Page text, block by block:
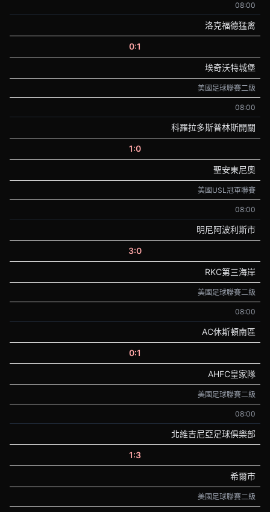
08:00
洛克福德猛禽
0:1
埃奇沃特城堡
美國足球聯賽二級
08:00
科羅拉多斯普林斯開關
1:0
聖安東尼奧
美國USL冠軍聯賽
08:00
明尼阿波利斯市
3:0
RKC第三海岸
美國足球聯賽二級
08:00
AC休斯頓南區
0:1
AHFC皇家隊
美國足球聯賽二級
08:00
北維吉尼亞足球俱樂部
1:3
希爾市
美國足球聯賽二級